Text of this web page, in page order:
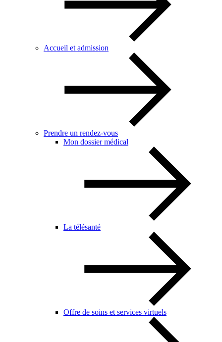
Accueil et admission
Prendre un rendez-vous
Mon dossier médical
La télésanté
Offre de soins et services virtuels